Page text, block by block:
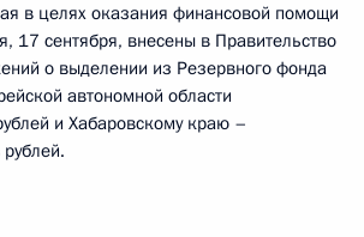
в целях оказания финансовой помощи
17 сентября, внесены в Правительство
о выделении из Резервного фонда
автономной области
и Хабаровскому краю –